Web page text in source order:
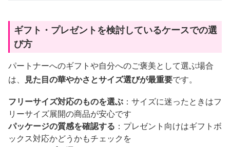
ギフト・プレゼントを検討しているケースでの選
び方
パートナーへのギフトや自分へのご褒美として選ぶ場合
は、
見た目の華やかさとサイズ選びが最重要です。
フリーサイズ対応のものを選ぶ ：サイズに迷ったときはフ
リーサイズ展開の商品が安心です
パッケージの質感を確認する ：プレゼント向けはギフトボ
ックス対応かどうかもチェックを